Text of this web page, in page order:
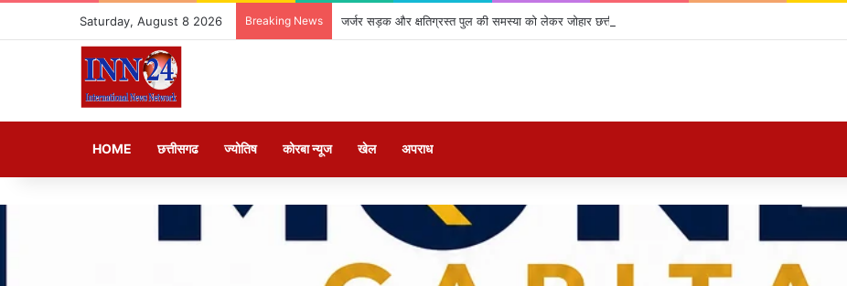
Saturday, August 8 2026 Breaking News जर्जर सड़क और क्षतिग्रस्त पुल की समस्या को लेकर जोहार छत्तीसगढ़ पार्टी का उग्र चक्का जाम, 4 घंटे तक थमा यातायात
HOME छत्तीसगढ ज्योतिष कोरबा न्यूज खेल अपराध